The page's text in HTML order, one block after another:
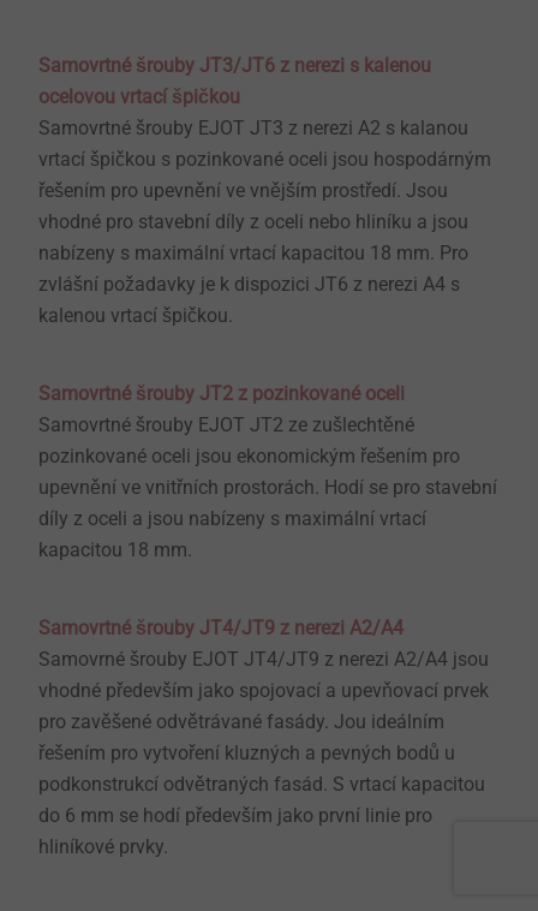
Samovrtné šrouby JT3/JT6 z nerezi s kalenou
ocelovou vrtací špičkou
Samovrtné šrouby EJOT JT3 z nerezi A2 s kalanou
vrtací špičkou s pozinkované oceli jsou hospodárným
řešením pro upevnění ve vnějším prostředí. Jsou
vhodné pro stavební díly z oceli nebo hliníku a jsou
nabízeny s maximální vrtací kapacitou 18 mm. Pro
zvlášní požadavky je k dispozici JT6 z nerezi A4 s
kalenou vrtací špičkou.
Samovrtné šrouby JT2 z pozinkované oceli
Samovrtné šrouby EJOT JT2 ze zušlechtěné
pozinkované oceli jsou ekonomickým řešením pro
upevnění ve vnitřních prostorách. Hodí se pro stavební
díly z oceli a jsou nabízeny s maximální vrtací
kapacitou 18 mm.
Samovrtné šrouby JT4/JT9 z nerezi A2/A4
Samovrné šrouby EJOT JT4/JT9 z nerezi A2/A4 jsou
vhodné především jako spojovací a upevňovací prvek
pro zavěšené odvětrávané fasády. Jou ideálním
řešením pro vytvoření kluzných a pevných bodů u
podkonstrukcí odvětraných fasád. S vrtací kapacitou
do 6 mm se hodí především jako první linie pro
hliníkové prvky.